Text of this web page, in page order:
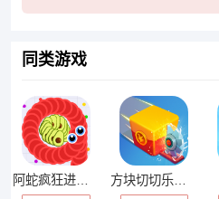
同类游戏
阿蛇疯狂进化游戏